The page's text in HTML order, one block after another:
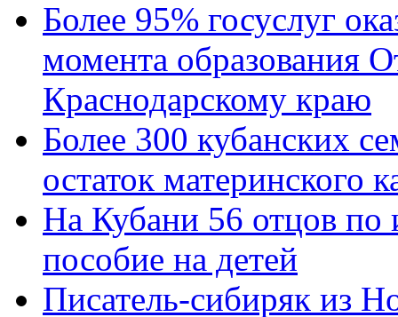
Более 95% госуслуг
момента образования
Краснодарскому краю
Более 300 кубанских
остаток материнского
На Кубани 56 отцов по
пособие на детей
Писатель-сибиряк из